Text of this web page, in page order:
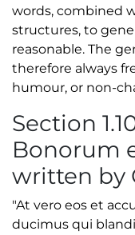
words, combined
structures, to
reasonable. The
therefore always
humour, or non-
Section
Bonorum
written by
"At vero eos et
ducimus qui